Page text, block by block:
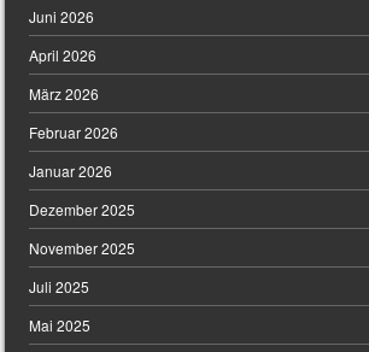
Juni 2026
April 2026
März 2026
Februar 2026
Januar 2026
Dezember 2025
November 2025
Juli 2025
Mai 2025